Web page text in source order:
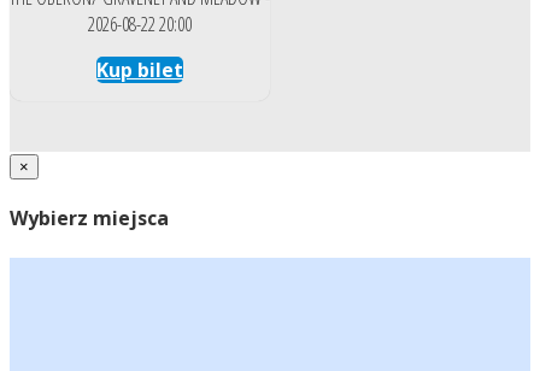
2026-08-22 20:00
Kup bilet
×
Wybierz miejsca